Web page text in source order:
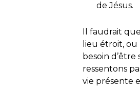
de Jésus.
Il faudrait
lieu étroit,
besoin
ressentons
vie présente